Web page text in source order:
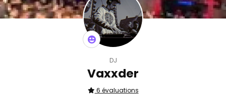
DJ
Vaxxder
6 évaluations